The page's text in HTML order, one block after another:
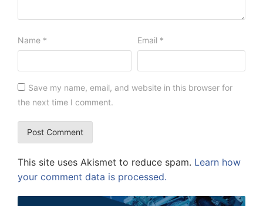
Name * Email *
Save my name, email, and website in this browser for
the next time I comment.
This site uses Akismet to reduce spam. Learn how
your comment data is processed.